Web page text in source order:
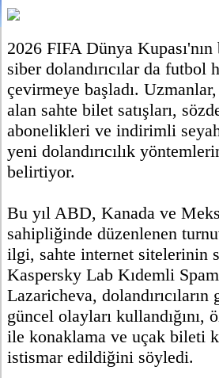
2026 FIFA Dünya
siber dolandırıcılar da futbol
çevirmeye başladı.
alan sahte bilet satışları,
abonelikleri ve indirimli
yeni dolandırıcılık
belirtiyor.
Bu yıl ABD, Kanada ve
sahipliğinde düzenlenen
ilgi, sahte internet sitelerinin
Kaspersky Lab Kıdemli
Lazaricheva,
güncel olayları kullandığını,
ile konaklama ve uçak bileti
istismar edildiğini söyledi.